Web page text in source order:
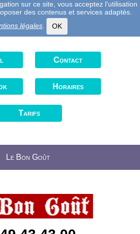
sur ce site, vous acceptez l'utilisation
des contenus et services adaptés.
légales. OK
Contact
Horaires
Tarifs
Le Bon Goût